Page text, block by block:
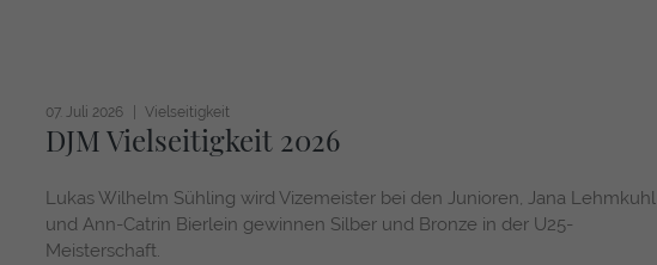
07. Juli 2026 Vielseitigkeit
DJM Vielseitigkeit 2026
Lukas Wilhelm Sühling wird Vizemeister bei den Junioren, Jana Lehmkuhl
und Ann-Catrin Bierlein gewinnen Silber und Bronze in der U25-
Meisterschaft.